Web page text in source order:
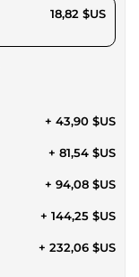
18,82 $US
+ 43,90 $US
+ 81,54 $US
+ 94,08 $US
+ 144,25 $US
+ 232,06 $US